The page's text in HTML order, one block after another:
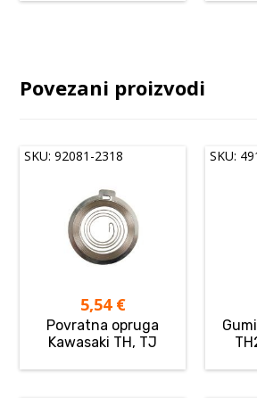
Povezani proizvodi
SKU: 92081-2318
5,54 €
Povratna opruga
Kawasaki TH, TJ
SKU: